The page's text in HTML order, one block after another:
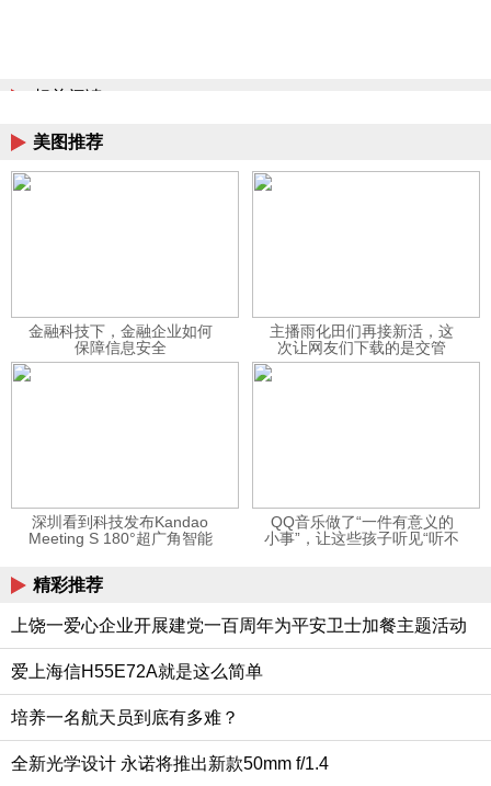
相关阅读
美图推荐
金融科技下，金融企业如何
保障信息安全
主播雨化田们再接新活，这
次让网友们下载的是交管
12123APP
深圳看到科技发布Kandao
Meeting S 180°超广角智能
QQ音乐做了“一件有意义的
小事”，让这些孩子听见“听不
精彩推荐
上饶一爱心企业开展建党一百周年为平安卫士加餐主题活动
爱上海信H55E72A就是这么简单
培养一名航天员到底有多难？
全新光学设计 永诺将推出新款50mm f/1.4